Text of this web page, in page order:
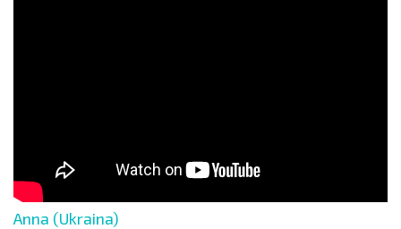
Anna (Ukraina)